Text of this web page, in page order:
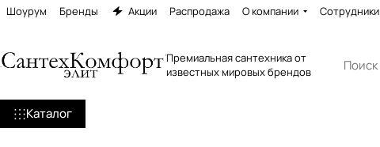
Шоурум Бренды Акции Распродажа О компании Сотрудники
Премиальная сантехника от
известных мировых брендов
Каталог